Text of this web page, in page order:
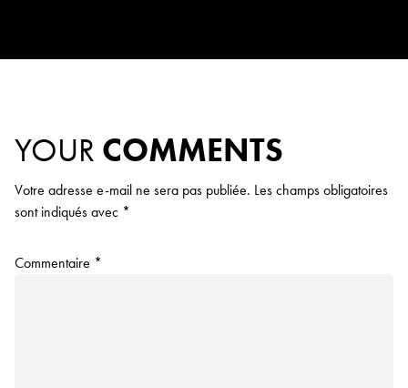
YOUR COMMENTS
Votre adresse e-mail ne sera pas publiée. Les champs obligatoires
sont indiqués avec *
Commentaire *